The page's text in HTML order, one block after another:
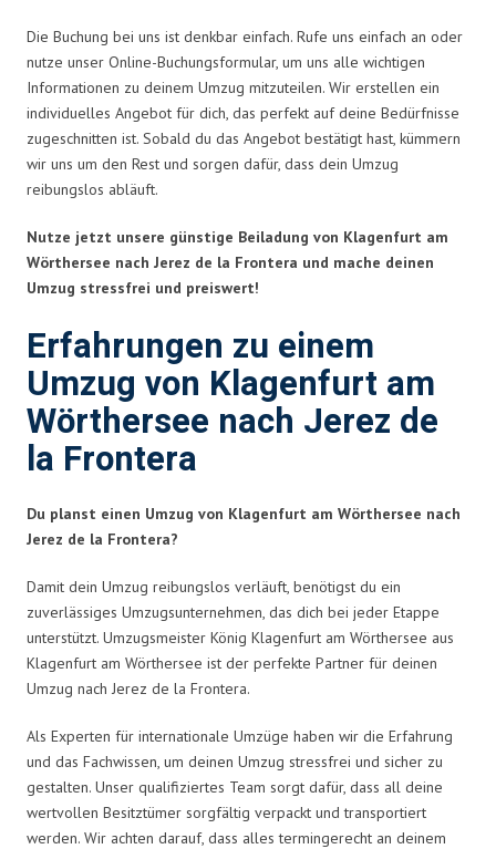
Die Buchung bei uns ist denkbar einfach. Rufe uns einfach an oder
nutze unser Online-Buchungsformular, um uns alle wichtigen
Informationen zu deinem Umzug mitzuteilen. Wir erstellen ein
individuelles Angebot für dich, das perfekt auf deine Bedürfnisse
zugeschnitten ist. Sobald du das Angebot bestätigt hast, kümmern
wir uns um den Rest und sorgen dafür, dass dein Umzug
reibungslos abläuft.
Nutze jetzt unsere günstige Beiladung von Klagenfurt am
Wörthersee nach Jerez de la Frontera und mache deinen
Umzug stressfrei und preiswert!
Erfahrungen zu einem
Umzug von Klagenfurt am
Wörthersee nach Jerez de
la Frontera
Du planst einen Umzug von Klagenfurt am Wörthersee nach
Jerez de la Frontera?
Damit dein Umzug reibungslos verläuft, benötigst du ein
zuverlässiges Umzugsunternehmen, das dich bei jeder Etappe
unterstützt. Umzugsmeister König Klagenfurt am Wörthersee aus
Klagenfurt am Wörthersee ist der perfekte Partner für deinen
Umzug nach Jerez de la Frontera.
Als Experten für internationale Umzüge haben wir die Erfahrung
und das Fachwissen, um deinen Umzug stressfrei und sicher zu
gestalten. Unser qualifiziertes Team sorgt dafür, dass all deine
wertvollen Besitztümer sorgfältig verpackt und transportiert
werden. Wir achten darauf, dass alles termingerecht an deinem